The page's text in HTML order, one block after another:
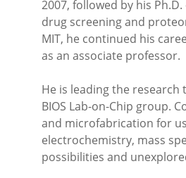
2007, followed by his
drug screening and
MIT, he continued his
as an associate professor.
He is leading the research
BIOS Lab-on-Chip group.
and microfabrication for
electrochemistry, mass
possibilities and